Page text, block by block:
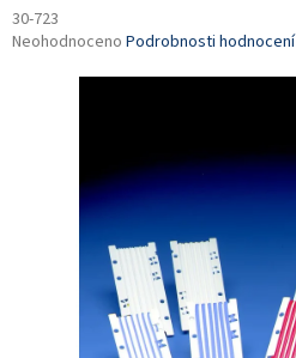
30-723
Průměrné
hvězdiček.
Neohodnoceno Podrobnosti hodnocení